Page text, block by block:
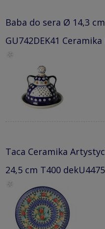
Baba do sera Ø 14,3
GU742DEK41 Ceramika
Taca Ceramika
24,5 cm T400 dekU4475